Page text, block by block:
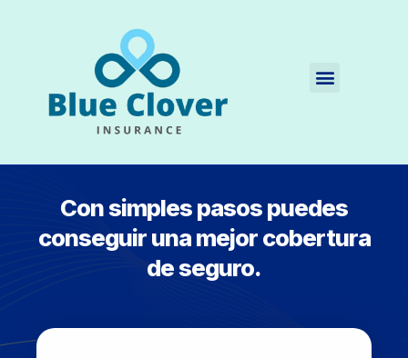
Con simples pasos puedes
conseguir una mejor cobertura
de seguro.